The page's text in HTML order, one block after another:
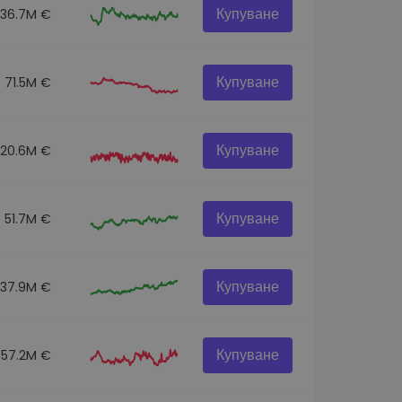
€ Купуване
71.5M € Купуване
€ Купуване
51.7M € Купуване
€ Купуване
57.2M € Купуване